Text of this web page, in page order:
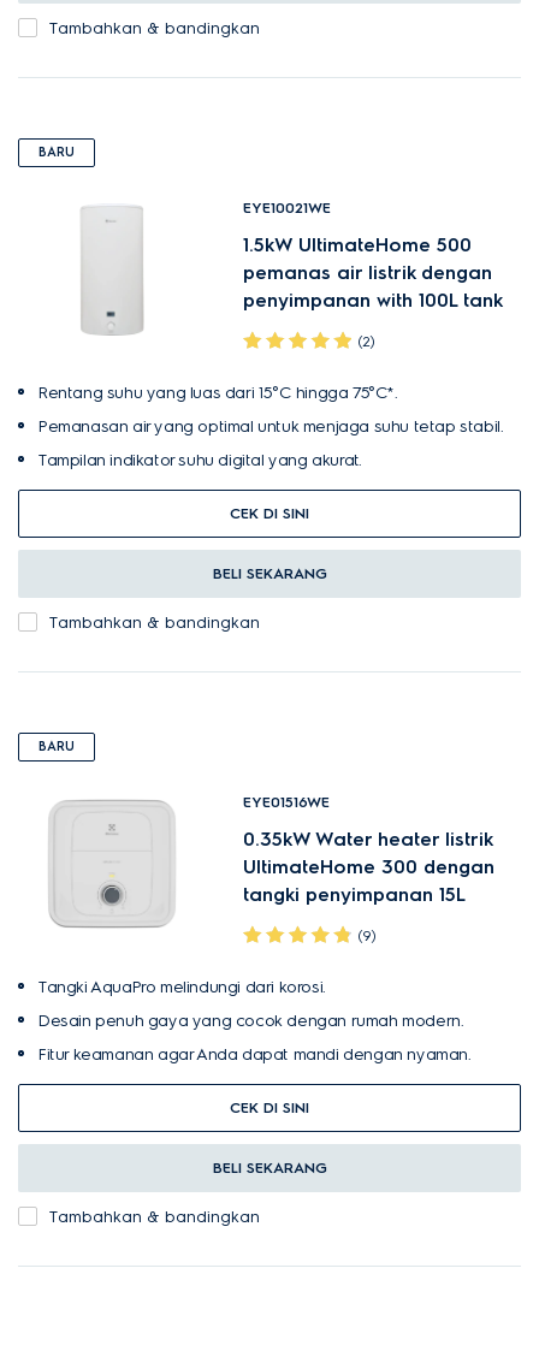
Tambahkan & bandingkan
BARU
EYE10021WE
1.5kW UltimateHome 500
pemanas air listrik dengan
penyimpanan with 100L tank
(2)
Rentang suhu yang luas dari 15°C hingga 75°C*.
Pemanasan air yang optimal untuk menjaga suhu tetap stabil.
Tampilan indikator suhu digital yang akurat.
CEK DI SINI
BELI SEKARANG
Tambahkan & bandingkan
BARU
EYE01516WE
0.35kW Water heater listrik
UltimateHome 300 dengan
tangki penyimpanan 15L
(9)
Tangki AquaPro melindungi dari korosi.
Desain penuh gaya yang cocok dengan rumah modern.
Fitur keamanan agar Anda dapat mandi dengan nyaman.
CEK DI SINI
BELI SEKARANG
Tambahkan & bandingkan